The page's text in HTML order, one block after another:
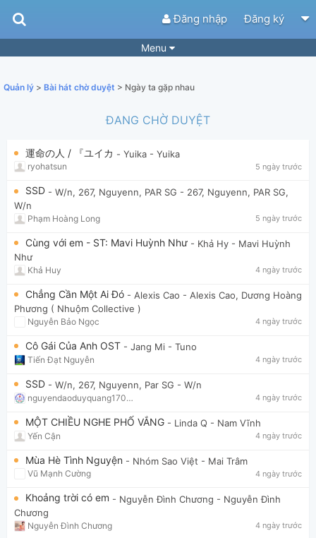
Đăng nhập Đăng ký
Menu
Tìm theo hợp âm
Tắt quảng cáo
Quản lý > Bài hát chờ duyệt > Ngày ta gặp nhau
ĐANG CHỜ DUYỆT
運命の人 / 『ユイカ - Yuika - Yuika
ryohatsun 5 ngày trước
SSD - W/n, 267, Nguyenn, PAR SG - 267, Nguyenn, PAR SG,
W/n
Phạm Hoàng Long 5 ngày trước
Cùng với em - ST: Mavi Huỳnh Như - Khả Hy - Mavi Huỳnh
Như
Khả Huy 4 ngày trước
Chẳng Cần Một Ai Đó - Alexis Cao - Alexis Cao, Dương Hoàng
Phương ( Nhuộm Collective )
Nguyễn Bảo Ngọc 4 ngày trước
Cô Gái Của Anh OST - Jang Mi - Tuno
Tiến Đạt Nguyễn 4 ngày trước
SSD - W/n, 267, Nguyenn, Par SG - W/n
nguyendaoduyquang17021 4 ngày trước
MỘT CHIỀU NGHE PHỐ VẮNG - Linda Q - Nam Vĩnh
Yến Cận 4 ngày trước
Mùa Hè Tình Nguyện - Nhóm Sao Việt - Mai Trâm
Vũ Mạnh Cường 4 ngày trước
Khoảng trời có em - Nguyễn Đình Chương - Nguyễn Đình
Chương
Nguyễn Đình Chương 4 ngày trước